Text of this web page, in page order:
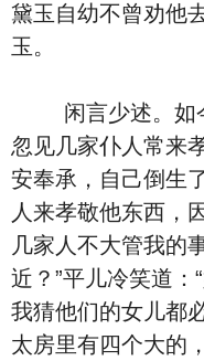
黛玉自幼不曾劝他
玉。
闲言少述。如今
忽见几家仆人常来
安奉承，自己倒生
人来孝敬他东西，
几家人不大管我的
近？”平儿冷笑道：
我猜他们的女儿都
太房里有四个大的